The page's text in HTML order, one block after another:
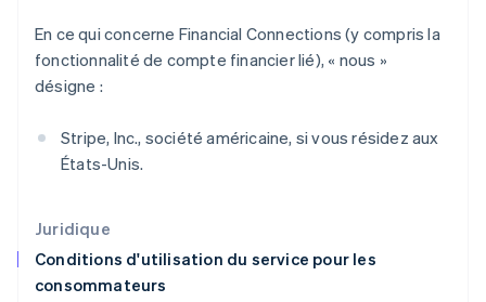
Juridique
Conditions d'utilisation du service pour les
consommateurs
En ce qui concerne Financial Connections (y compris la
fonctionnalité de compte financier lié), « nous »
désigne :
Stripe, Inc., société américaine, si vous résidez aux
États-Unis.
Grèce
Hongrie
English
English
Irlande
Italiano
Japon
日本語English
Lettonie